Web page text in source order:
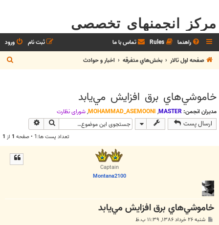
مرکز انجمنهای تخصصی
راهنما Rules تماس با ما ورود
ثبت نام
صفحه اول تالار
بخش‌‌هاي متفرقه اخبار و حوادث
س
خاموشي‌هاي برق افزايش مي‌يابد
مدیران انجمن: MASTER
,
MOHAMMAD_ASEMOONI
,شوراي نظارت
ارسال پست جستجو
تعداد پست ها:1 • صفحه 1 از 1
Captain
Montana2100
خاموشي‌هاي برق افزايش مي‌يابد
شنبه ۲۶ خرداد ۱۳۸۶, ۱۱:۳۹ ب.ظ